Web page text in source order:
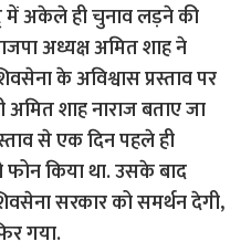
में अकेले ही चुनाव लड़ने की
अध्यक्ष अमित शाह ने
के अविश्वास प्रस्ताव पर
अमित शाह नाराज बताए जा
से एक दिन पहले ही
फोन किया था. उसके बाद
सरकार को समर्थन देगी,
गया.